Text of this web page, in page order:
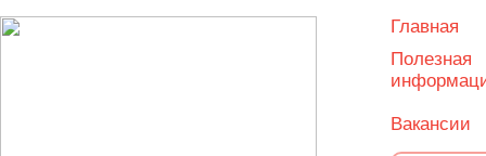
Главная
Полезная
Вакансии